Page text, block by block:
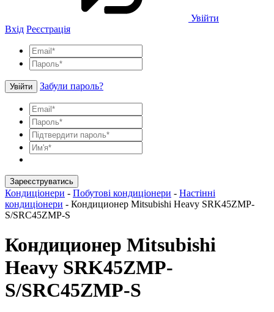
Увійти
Вхід Реєстрація
Увійти Забули пароль?
Зареєструватись
Кондиціонери - Побутові кондиціонери - Настінні
кондиціонери - Кондиционер Mitsubishi Heavy SRK45ZMP-
S/SRC45ZMP-S
Кондиционер Mitsubishi
Heavy SRK45ZMP-
S/SRC45ZMP-S